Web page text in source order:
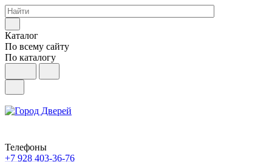
Каталог
По всему сайту
По каталогу
Телефоны
+7 928 403-36-76